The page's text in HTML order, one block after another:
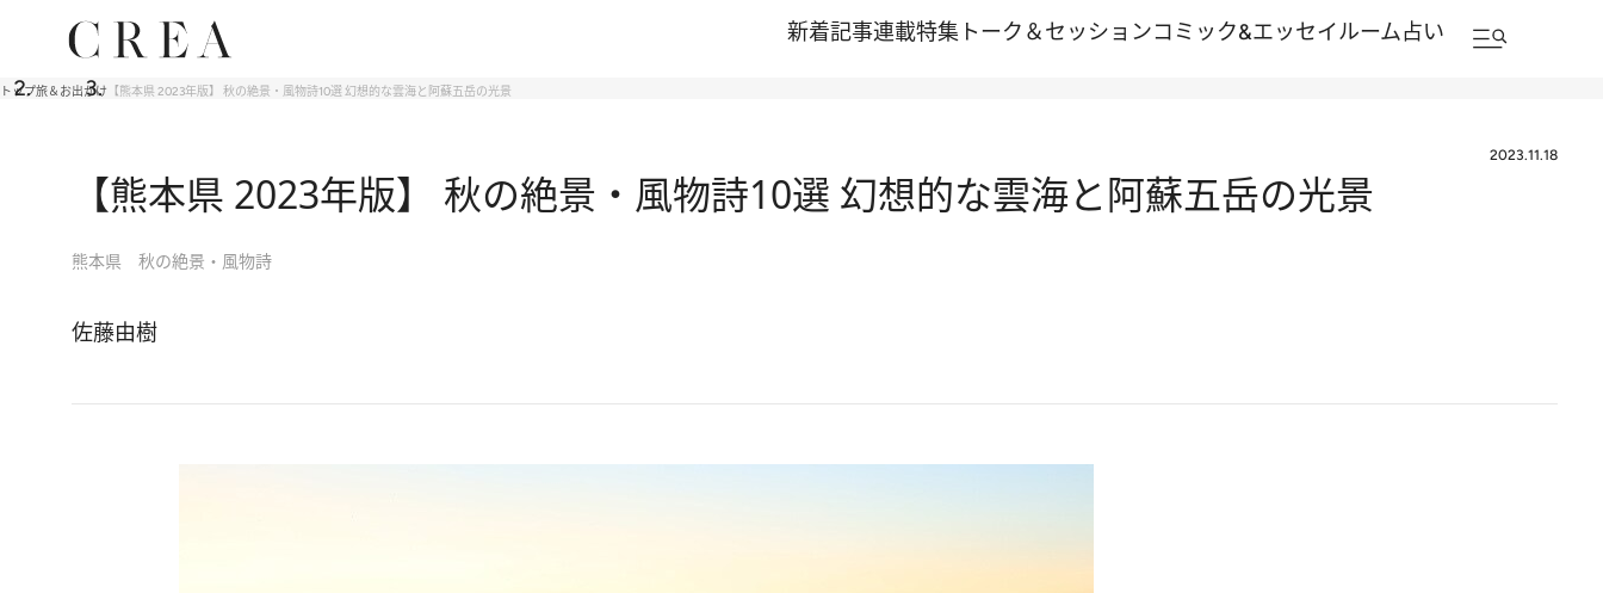
新着記事連載特集 トーク＆セッションコミック&エッセイルーム占い
トップ旅＆お出かけ 【熊本県 2023年版】 秋の絶景・風物詩10選 幻想的な雲海と阿蘇五岳の光景
2023.11.18
【熊本県 2023年版】 秋の絶景・風物詩10選 幻想的な雲海と阿蘇五岳の光景
熊本県 秋の絶景・風物詩
佐藤由樹